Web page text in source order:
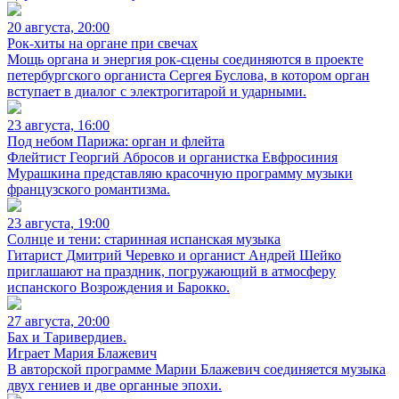
20 августа, 20:00
Рок-хиты на органе при свечах
Мощь органа и энергия рок-сцены соединяются в проекте
петербургского органиста Сергея Буслова, в котором орган
вступает в диалог с электрогитарой и ударными.
23 августа, 16:00
Под небом Парижа: орган и флейта
Флейтист Георгий Абросов и органистка Евфросиния
Мурашкина представляю красочную программу музыки
французского романтизма.
23 августа, 19:00
Солнце и тени: старинная испанская музыка
Гитарист Дмитрий Черевко и органист Андрей Шейко
приглашают на праздник, погружающий в атмосферу
испанского Возрождения и Барокко.
27 августа, 20:00
Бах и Таривердиев.
Играет Мария Блажевич
В авторской программе Марии Блажевич соединяется музыка
двух гениев и две органные эпохи.